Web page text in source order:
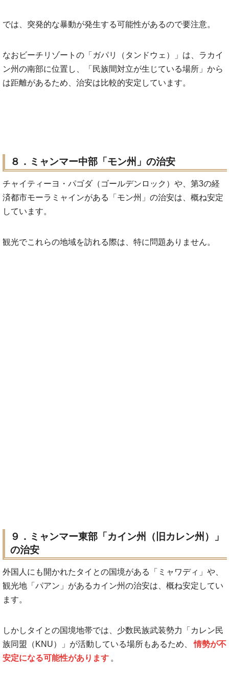
では、突発的な暴動が発生する可能性があるので要注意。
なおビーチリゾートの「ガパリ（タンドウェ）」は、ラカイ
ン州の南部に位置し、「民族間対立が生じている場所」から
は距離があるため、治安は比較的安定しています。
８．ミャンマー中部「モン州」の治安
チャイティーヨ・パゴダ（ゴールデンロック）や、第3の経
済都市モーラミャインがある「モン州」の治安は、概ね安定
しています。
観光でこれらの地域を訪れる際は、特に問題ありません。
９．ミャンマー東部「カイン州（旧カレン州）」
の治安
外国人にも開かれたタイとの国境がある「ミャワディ」や、
観光地「パアン」があるカイン州の治安は、概ね安定してい
ます。
しかしタイとの国境地帯では、少数民族武装勢力「カレン民
族同盟（KNU）」が活動している場所もあるため、
情勢が不
安定になる可能性があります 。